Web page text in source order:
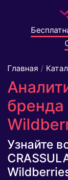
Главная /
бренда
Узнайте